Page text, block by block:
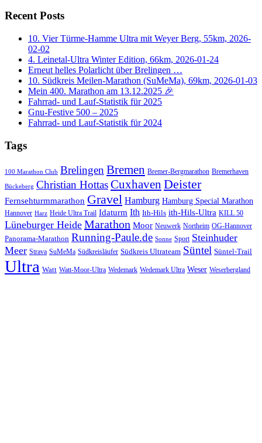
Recent Posts
10. Vier Türme-Hamme Ultra mit Weyer Berg, 55km, 2026-
02-02
4. Leinetal-Ultra Winter Edition, 66km, 2026-01-24
Erneut helles Polarlicht über Brelingen …
10. Südkreis Meilen-Marathon (SuMeMa), 69km, 2026-01-03
Mein 400. Marathon am 13.12.2025 🎉
Fahrrad- und Lauf-Statistik für 2025
Gnu-Festive 500 – 2025
Fahrrad- und Lauf-Statistik für 2024
Tags
100 Marathon Club BrelingenBremen Bremer-Bergmarathon Bremerhaven
Bückeberg Christian HottasCuxhaven Deister
Fernsehturmmarathon Gravel Hamburg Hamburg Special Marathon
Hannover Harz Heide Ultra Trail Idaturm Ith Ith-Hils ith-Hils-Ultra KILL 50
Lüneburger Heide Marathon Moor Neuwerk Northeim OG-Hannover
Panorama-Marathon Running-Paule.de Sonne Sport Steinhuder
Meer Strava SuMeMa Südkreisläufer Südkreis Ultrateam Süntel Süntel-Trail
Ultra Watt Watt-Moor-Ultra Wedemark Wedemark Ultra Weser Weserbergland